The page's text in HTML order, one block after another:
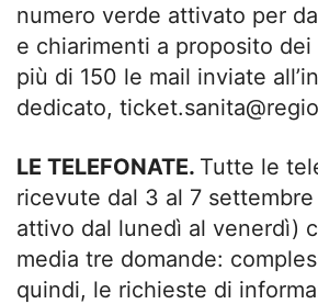
numero verde attivato per
e chiarimenti a proposito
più di 150 le mail inviate
dedicato,
LE TELEFONATE. Tutte le
ricevute dal 3 al 7
attivo dal lunedì al venerdì)
media tre domande:
quindi, le richieste di